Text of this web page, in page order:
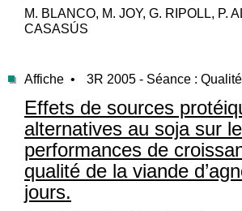
M. BLANCO, M. JOY, G. RIPOLL, P.
CASASÚS
Affiche • 3R 2005 - Séance :
Effets de sources
alternatives au soja sur
performances de
qualité de la viande
jours.